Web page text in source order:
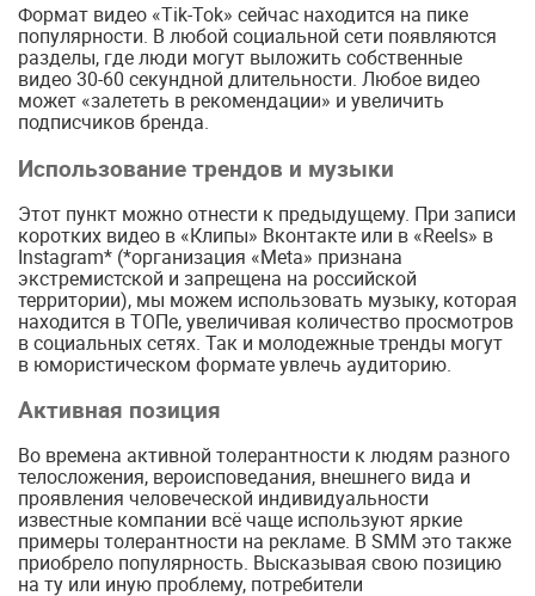
Формат видео «Tik-Tok» сейчас находится на пике
популярности. В любой социальной сети появляются
разделы, где люди могут выложить собственные
видео 30-60 секундной длительности. Любое видео
может «залететь в рекомендации» и увеличить
подписчиков бренда.
Использование трендов и музыки
Этот пункт можно отнести к предыдущему. При записи
коротких видео в «Клипы» Вконтакте или в «Reels» в
Instagram* (*организация «Meta» признана
экстремистской и запрещена на российской
территории), мы можем использовать музыку, которая
находится в ТОПе, увеличивая количество просмотров
в социальных сетях. Так и молодежные тренды могут
в юмористическом формате увлечь аудиторию.
Активная позиция
Во времена активной толерантности к людям разного
телосложения, вероисповедания, внешнего вида и
проявления человеческой индивидуальности
известные компании всё чаще используют яркие
примеры толерантности на рекламе. В SMM это также
приобрело популярность. Высказывая свою позицию
на ту или иную проблему, потребители